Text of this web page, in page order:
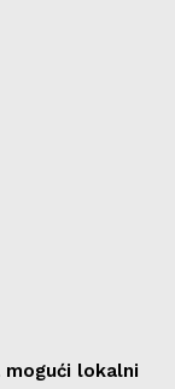
mogući lokalni